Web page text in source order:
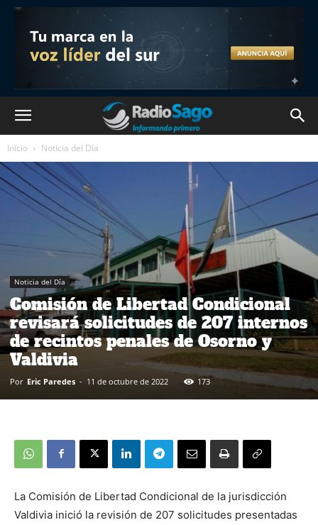
Inicio Noticia del Día
Noticia del Día
Comisión de Libertad Condicional
revisará solicitudes de 207 internos
de recintos penales de Osorno y
Valdivia
Por Eric Paredes - 11 de octubre de 2022 173
La Comisión de Libertad Condicional de la jurisdicción
Valdivia inició la revisión de 207 solicitudes presentadas